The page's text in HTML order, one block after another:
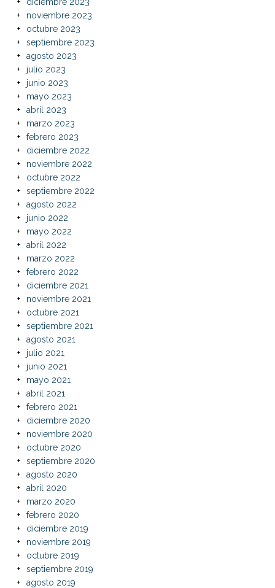
noviembre 2023
octubre 2023
septiembre 2023
agosto 2023
julio 2023
junio 2023
mayo 2023
abril 2023
marzo 2023
febrero 2023
diciembre 2022
noviembre 2022
octubre 2022
septiembre 2022
agosto 2022
junio 2022
mayo 2022
abril 2022
marzo 2022
febrero 2022
diciembre 2021
noviembre 2021
octubre 2021
septiembre 2021
agosto 2021
julio 2021
junio 2021
mayo 2021
abril 2021
febrero 2021
diciembre 2020
noviembre 2020
octubre 2020
septiembre 2020
agosto 2020
abril 2020
marzo 2020
febrero 2020
diciembre 2019
noviembre 2019
octubre 2019
septiembre 2019
agosto 2019